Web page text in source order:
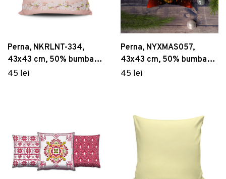
Perna, NKRLNT-334,
43x43 cm, 50% bumbac /
50% poliester, Multicolor
45 lei
Perna, NYXMAS057,
43x43 cm, 50% bumbac /
50% poliester, Multicolor
45 lei